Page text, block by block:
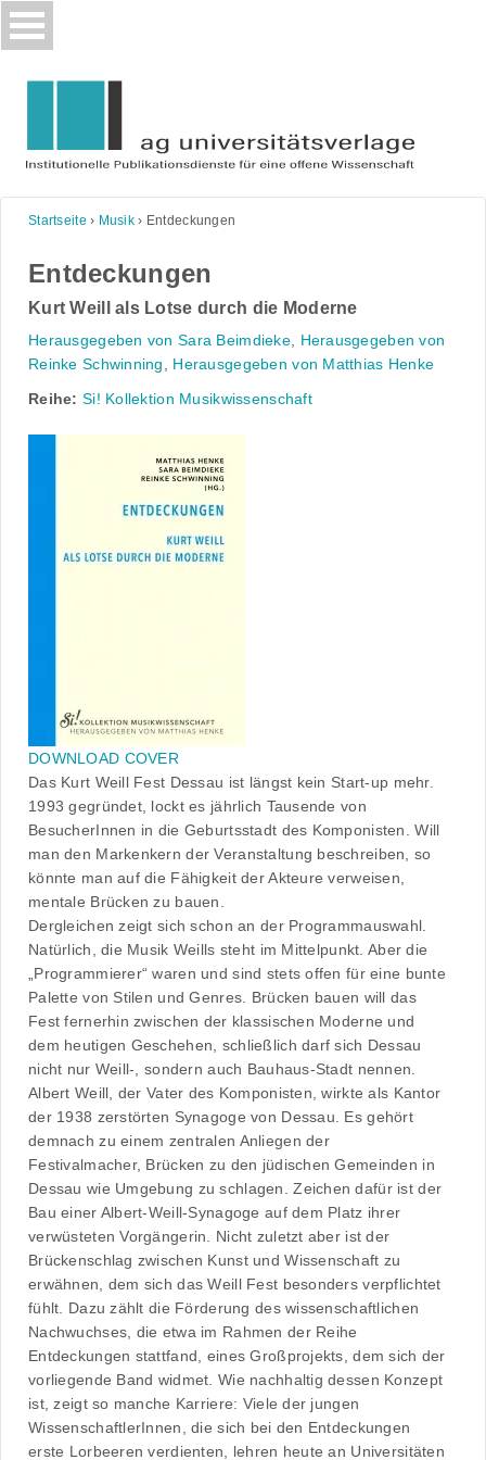
Skip
to
Startseite › Musik › Entdeckungen
Entdeckungen
Kurt Weill als Lotse durch die Moderne
Herausgegeben von Sara Beimdieke, Herausgegeben von
Reinke Schwinning, Herausgegeben von Matthias Henke
Reihe: Si! Kollektion Musikwissenschaft
DOWNLOAD COVER
Das Kurt Weill Fest Dessau ist längst kein Start-up mehr.
1993 gegründet, lockt es jährlich Tausende von
BesucherInnen in die Geburtsstadt des Komponisten. Will
man den Markenkern der Veranstaltung beschreiben, so
könnte man auf die Fähigkeit der Akteure verweisen,
mentale Brücken zu bauen.
Dergleichen zeigt sich schon an der Programmauswahl.
Natürlich, die Musik Weills steht im Mittelpunkt. Aber die
„Programmierer“ waren und sind stets offen für eine bunte
Palette von Stilen und Genres. Brücken bauen will das
Fest fernerhin zwischen der klassischen Moderne und
dem heutigen Geschehen, schließlich darf sich Dessau
nicht nur Weill-, sondern auch Bauhaus-Stadt nennen.
Albert Weill, der Vater des Komponisten, wirkte als Kantor
der 1938 zerstörten Synagoge von Dessau. Es gehört
demnach zu einem zentralen Anliegen der
Festivalmacher, Brücken zu den jüdischen Gemeinden in
Dessau wie Umgebung zu schlagen. Zeichen dafür ist der
Bau einer Albert-Weill-Synagoge auf dem Platz ihrer
verwüsteten Vorgängerin. Nicht zuletzt aber ist der
Brückenschlag zwischen Kunst und Wissenschaft zu
erwähnen, dem sich das Weill Fest besonders verpflichtet
fühlt. Dazu zählt die Förderung des wissenschaftlichen
Nachwuchses, die etwa im Rahmen der Reihe
Entdeckungen stattfand, eines Großprojekts, dem sich der
vorliegende Band widmet. Wie nachhaltig dessen Konzept
ist, zeigt so manche Karriere: Viele der jungen
WissenschaftlerInnen, die sich bei den Entdeckungen
erste Lorbeeren verdienten, lehren heute an Universitäten